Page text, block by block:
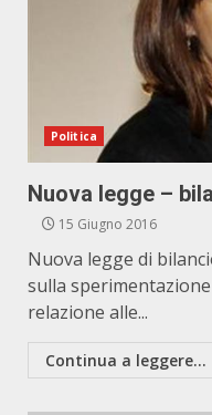
Politica
Nuova legge –
15 Giugno 2016
Nuova legge di
sulla
relazione alle...
Continua a leggere...